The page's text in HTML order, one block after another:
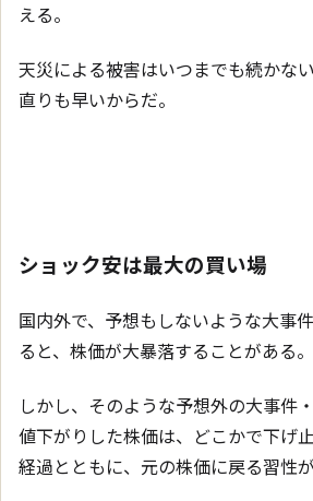
える。
天災による被害はいつまでも続かな
直りも早いからだ。
ショック安は最大の買い場
国内外で、予想もしないような大事
ると、株価が大暴落することがある。
しかし、そのような予想外の大事件
値下がりした株価は、どこかで下げ
経過とともに、元の株価に戻る習性が